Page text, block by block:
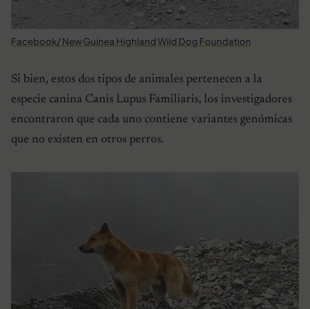
Facebook/ New Guinea Highland Wild Dog Foundation
Si bien, estos dos tipos de animales pertenecen a la
especie canina Canis Lupus Familiaris, los investigadores
encontraron que cada uno contiene variantes genómicas
que no existen en otros perros.